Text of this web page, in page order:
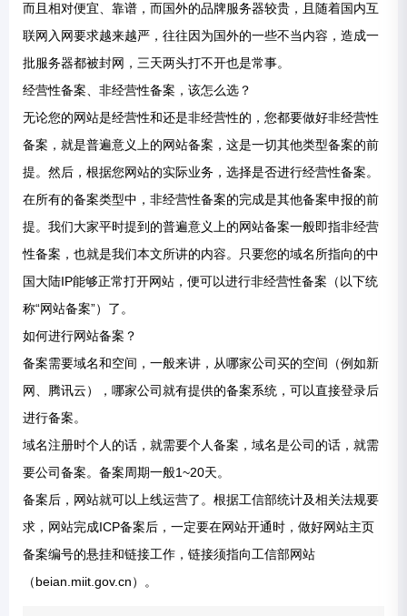
而且相对便宜、靠谱，而国外的品牌服务器较贵，且随着国内互
联网入网要求越来越严，往往因为国外的一些不当内容，造成一
批服务器都被封网，三天两头打不开也是常事。
经营性备案、非经营性备案，该怎么选？
无论您的网站是经营性和还是非经营性的，您都要做好非经营性
备案，就是普遍意义上的网站备案，这是一切其他类型备案的前
提。然后，根据您网站的实际业务，选择是否进行经营性备案。
在所有的备案类型中，非经营性备案的完成是其他备案申报的前
提。我们大家平时提到的普遍意义上的网站备案一般即指非经营
性备案，也就是我们本文所讲的内容。只要您的域名所指向的中
国大陆IP能够正常打开网站，便可以进行非经营性备案（以下统
称“网站备案”）了。
如何进行网站备案？
备案需要域名和空间，一般来讲，从哪家公司买的空间（例如新
网、腾讯云），哪家公司就有提供的备案系统，可以直接登录后
进行备案。
域名注册时个人的话，就需要个人备案，域名是公司的话，就需
要公司备案。备案周期一般1~20天。
备案后，网站就可以上线运营了。根据工信部统计及相关法规要
求，网站完成ICP备案后，一定要在网站开通时，做好网站主页
备案编号的悬挂和链接工作，链接须指向工信部网站
（beian.miit.gov.cn）。